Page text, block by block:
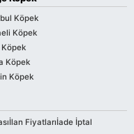
Köpek
Köpek
Köpek
Köpek
Köpek
İlan Fiyatlarıİade İptal